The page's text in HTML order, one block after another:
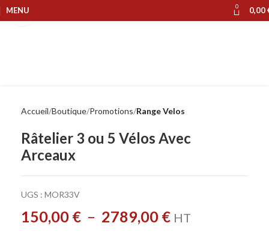
MENU 0 0,00
Accueil Boutique Promotions Range Velos
Râtelier 3 ou 5 Vélos Avec
Arceaux
UGS : MOR33V
150,00 € – 2789,00 € HT